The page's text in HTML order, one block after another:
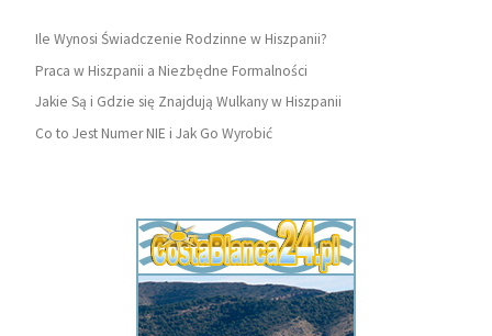
Ile Wynosi Świadczenie Rodzinne w Hiszpanii?
Praca w Hiszpanii a Niezbędne Formalności
Jakie Są i Gdzie się Znajdują Wulkany w Hiszpanii
Co to Jest Numer NIE i Jak Go Wyrobić